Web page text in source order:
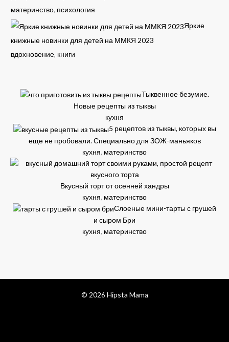
материнство, психология
Яркие
книжные новинки для детей на ММКЯ 2023
вдохновение, книги
Тыквенное безумие.
Новые рецепты из тыквы
кухня
5 рецептов из тыквы, которых вы
еще не пробовали. Специально для ЗОЖ-маньяков
кухня, материнство
Вкусный торт от осенней хандры
кухня, материнство
Слоеные мини-тарты с грушей
и сыром Бри
кухня, материнство
© 2026 Hipsta Mama